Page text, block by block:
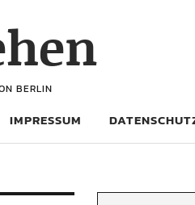
BERLIN
IMPRESSUM